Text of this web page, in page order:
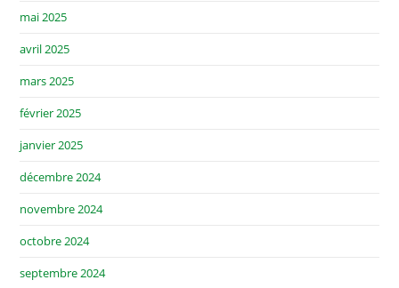
mai 2025
avril 2025
mars 2025
février 2025
janvier 2025
décembre 2024
novembre 2024
octobre 2024
septembre 2024